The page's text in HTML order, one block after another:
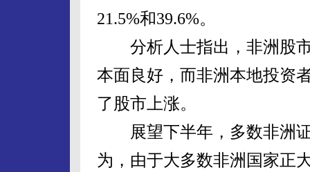
21.5%和39.6%。
分析人士指出，非洲股市
本面良好，而非洲本地投资
了股市上涨。
展望下半年，多数非洲证
为，由于大多数非洲国家正